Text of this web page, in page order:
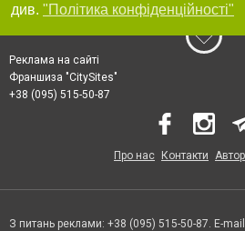
див. "Політика конфіденційності"
Реклама на сайті
Франшиза "CitySites"
+38 (095) 515-50-87
Про нас Контакти
З питань реклами: +38 (095) 515-50-87. E-